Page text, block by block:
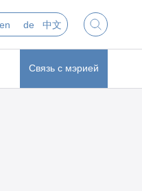
en de 中文
Связь с мэрией